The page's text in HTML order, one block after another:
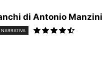
di Antonio Manzini